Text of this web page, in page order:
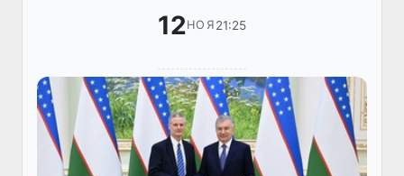
12НОЯ 21:25